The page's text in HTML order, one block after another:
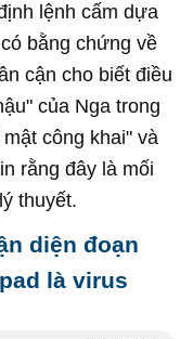
lệnh cấm dựa
bằng chứng về
cận cho biết điều
của Nga trong
công khai" và
rằng đây là mối
thuyết.
diện đoạn
là virus